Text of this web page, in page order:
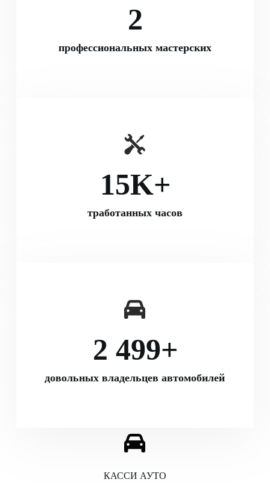
профессиональных мастерских
2
тработанных часов
15K+
довольных владельцев автомобилей
2 500+
КАССИ АУТО